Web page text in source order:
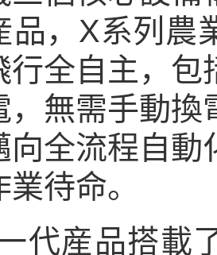
品，X系列農
行全自主，
，無需手動
向全流程自
待命。
産品搭載了